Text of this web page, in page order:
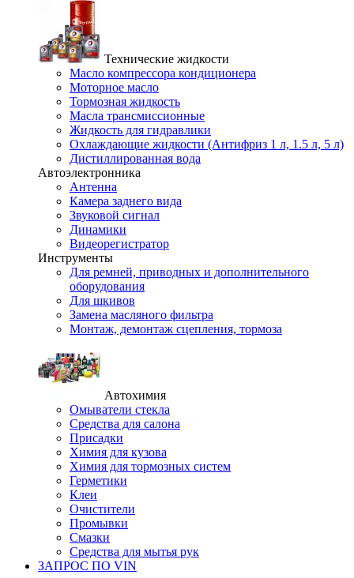
Технические жидкости
Масло компрессора кондиционера
Моторное масло
Тормозная жидкость
Масла трансмиссионные
Жидкость для гидравлики
Охлаждающие жидкости (Антифриз 1 л, 1.5 л, 5 л)
Дистиллированная вода
Автоэлектронника
Антенна
Камера заднего вида
Звуковой сигнал
Динамики
Видеорегистратор
Инструменты
Для ремней, приводных и дополнительного
оборудования
Для шкивов
Замена масляного фильтра
Монтаж, демонтаж сцепления, тормоза
Автохимия
Омыватели стекла
Средства для салона
Присадки
Химия для кузова
Химия для тормозных систем
Герметики
Клеи
Очистители
Промывки
Смазки
Средства для мытья рук
ЗАПРОС ПО VIN